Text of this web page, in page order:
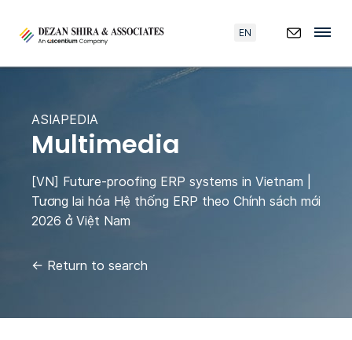
EN
ASIAPEDIA
Multimedia
[VN] Future-proofing ERP systems in Vietnam |
Tương lai hóa Hệ thống ERP theo Chính sách mới
2026 ở Việt Nam
← Return to search